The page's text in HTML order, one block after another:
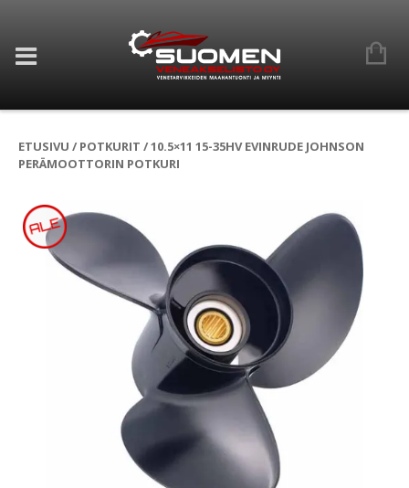
ETUSIVU / POTKURIT / 10.5×11 15-35HV EVINRUDE JOHNSON
PERÄMOOTTORIN POTKURI